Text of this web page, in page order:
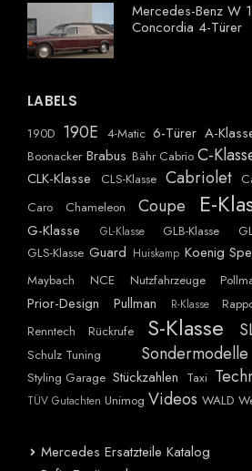
Mercedes-Benz W
Concordia 4-Türer
LABELS
190D 190E 4-Matic 6-Türer A-
Boonacker Brabus Bähr Cabrio C-
CLK-Klasse CLS-Klasse Cabriolet
Caro
Chameleon Coupe E-
G-Klasse GL-Klasse GLB-Klasse
GLS-Klasse Guard Huiskamp Koenig
Maybach
NCE Nutzfahrzeuge
Prior-Design Pullman R-Klasse
Renntech Rückrufe S-Klasse
Schulz Tuning Sondermodelle
Styling Garage Stückzahlen Taxi
TÜV Gutachten Unimog Videos WALD
Mercedes Ersatzteile Katalog